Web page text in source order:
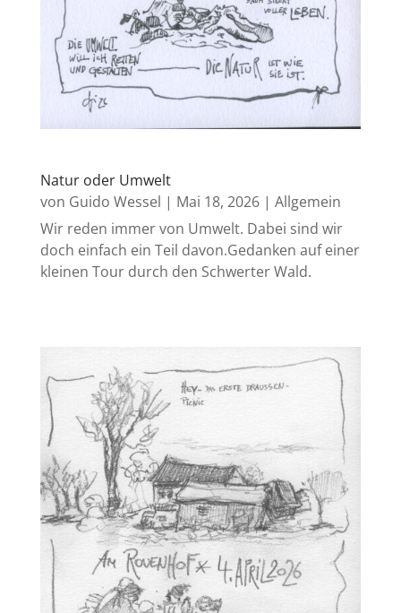
Natur oder Umwelt
von Guido Wessel | Mai 18, 2026| Allgemein
Wir reden immer von Umwelt. Dabei sind wir
doch einfach ein Teil davon.Gedanken auf einer
kleinen Tour durch den Schwerter Wald.